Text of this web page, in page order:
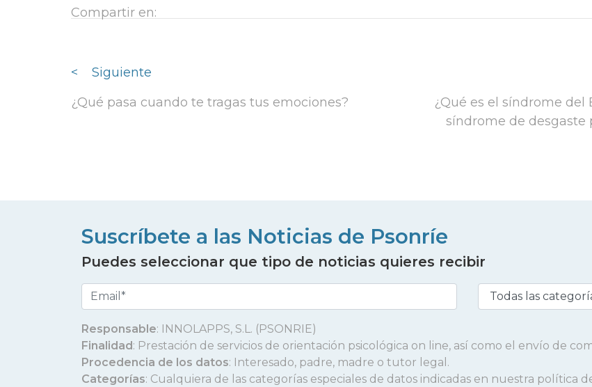
Compartir en:
<
Siguiente
¿Qué pasa cuando te tragas tus emociones?
¿Qué es el síndrome del
síndrome de desgaste
Suscríbete a las Noticias de Psonríe
Puedes seleccionar que tipo de noticias quieres recibir
Responsable: INNOLAPPS, S.L. (PSONRIE)
Finalidad: Prestación de servicios de orientación psicológica on line, así como el envío de
Procedencia de los datos: Interesado, padre, madre o tutor legal.
Categorías: Cualquiera de las categorías especiales de datos indicadas en nuestra política